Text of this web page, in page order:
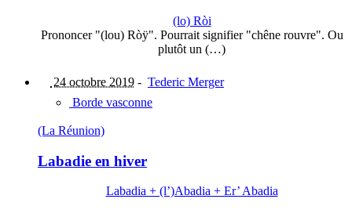
(lo) Ròi
Prononcer "(lou) Ròÿ". Pourrait signifier "chêne rouvre". Ou
plutôt un (…)
24 octobre 2019 - Tederic Merger
Borde vasconne
(La Réunion)
Labadie en hiver
Labadia + (l’)Abadia + Er’ Abadia